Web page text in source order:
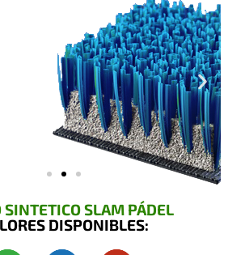
SINTETICO SLAM PÁDEL
DISPONIBLES: